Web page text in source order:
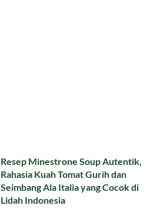
Resep Minestrone Soup Autentik,
Rahasia Kuah Tomat Gurih dan
Seimbang Ala Italia yang Cocok di
Lidah Indonesia